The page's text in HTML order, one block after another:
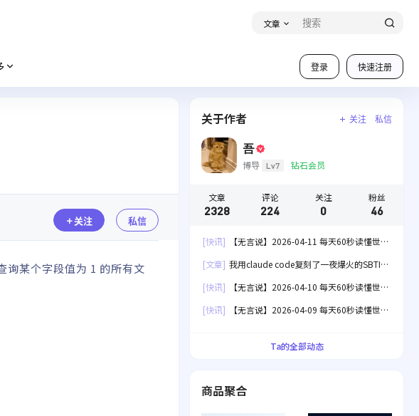
文章
登录 快速注册
关注 私信
询某个字段值为 1 的所有文
关于作者 关注 私信
吾
博导 Lv7 钻石会员
文章
2328
评论
224
关注
0
粉丝
46
[快讯]
【无言说】2026-04-11 每天60秒读懂世
[文章] 我用claude code复刻了一夜爆火的SBTI
[快讯]
【无言说】2026-04-10 每天60秒读懂世
[快讯]
【无言说】2026-04-09 每天60秒读懂世
Ta的全部动态
商品聚合